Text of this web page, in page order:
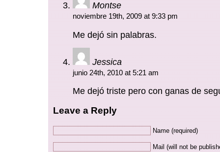
Montse
noviembre 19th, 2009 at 9:33 pm
Me dejó sin palabras.
Jessica
junio 24th, 2010 at 5:21 am
Me dejó triste pero con ganas de
Leave a Reply
Name (required)
Mail (will not be